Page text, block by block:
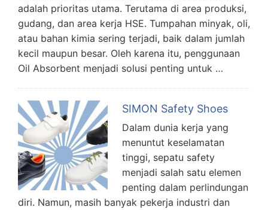
adalah prioritas utama. Terutama di area produksi,
gudang, dan area kerja HSE. Tumpahan minyak, oli,
atau bahan kimia sering terjadi, baik dalam jumlah
kecil maupun besar. Oleh karena itu, penggunaan
Oil Absorbent menjadi solusi penting untuk …
SIMON Safety Shoes
Dalam dunia kerja yang
menuntut keselamatan
tinggi, sepatu safety
menjadi salah satu elemen
penting dalam perlindungan
diri. Namun, masih banyak pekerja industri dan